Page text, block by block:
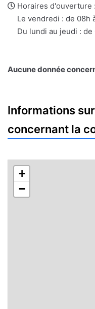
e-
mail
Horaires d'ouverture :
Le vendredi : de 08h
Du lundi au jeudi : de
Aucune donnée
Informations
concernant la
+
−